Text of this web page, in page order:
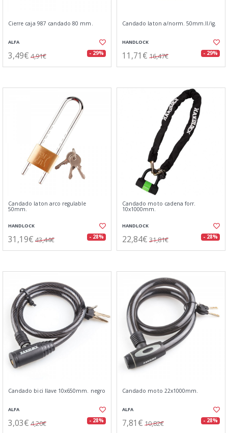
Cierre caja 987 candado 80 mm.
ALFA
3,49€ 4,91€ - 29%
Candado laton a/norm. 50mm.ll/ig.
HANDLOCK
11,71€ 16,47€ - 29%
Candado laton arco regulable
50mm.
HANDLOCK
31,19€ 43,44€ - 28%
Candado moto cadena forr.
10x1000mm.
HANDLOCK
22,84€ 31,81€ - 28%
Candado bici llave 10x650mm. negro
ALFA
3,03€ 4,20€ - 28%
Candado moto 22x1000mm.
ALFA
7,81€ 10,82€ - 28%